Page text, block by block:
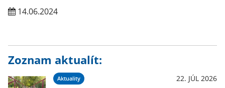
14.06.2024
Zoznam aktualít:
Aktuality 22. JÚL 2026